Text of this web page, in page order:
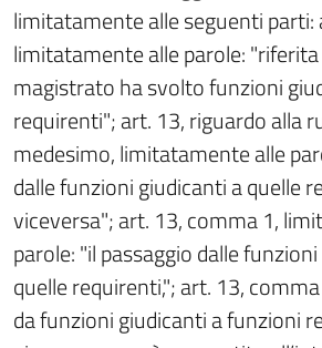
limitatamente alle seguenti parti:
limitatamente alle parole: "riferita
magistrato ha svolto funzioni
requirenti"; art. 13, riguardo alla
medesimo, limitatamente alle
dalle funzioni giudicanti a quelle
viceversa"; art. 13, comma 1,
parole: "il passaggio dalle
quelle requirenti,"; art. 13,
da funzioni giudicanti a funzioni